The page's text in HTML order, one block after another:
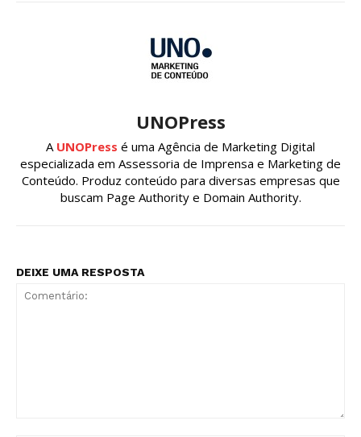
UNOPress
A UNOPress é uma Agência de Marketing Digital
especializada em Assessoria de Imprensa e Marketing de
Conteúdo. Produz conteúdo para diversas empresas que
buscam Page Authority e Domain Authority.
DEIXE UMA RESPOSTA